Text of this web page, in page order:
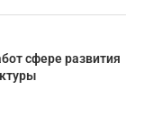
сфере развития